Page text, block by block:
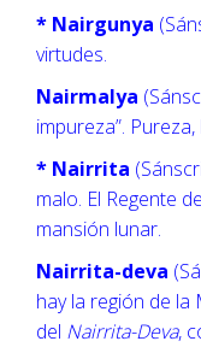
* Nairgunya
virtudes.
Nairmalya
impureza”. Pureza,
* Nairrita
malo. El Regente
mansión lunar.
Nairrita-deva
hay la región de
del Nairrita-Deva,